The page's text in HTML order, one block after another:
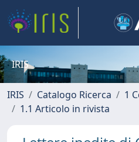
IRIS
IRIS Catalogo Ricerca
1
1.1 Articolo in rivista